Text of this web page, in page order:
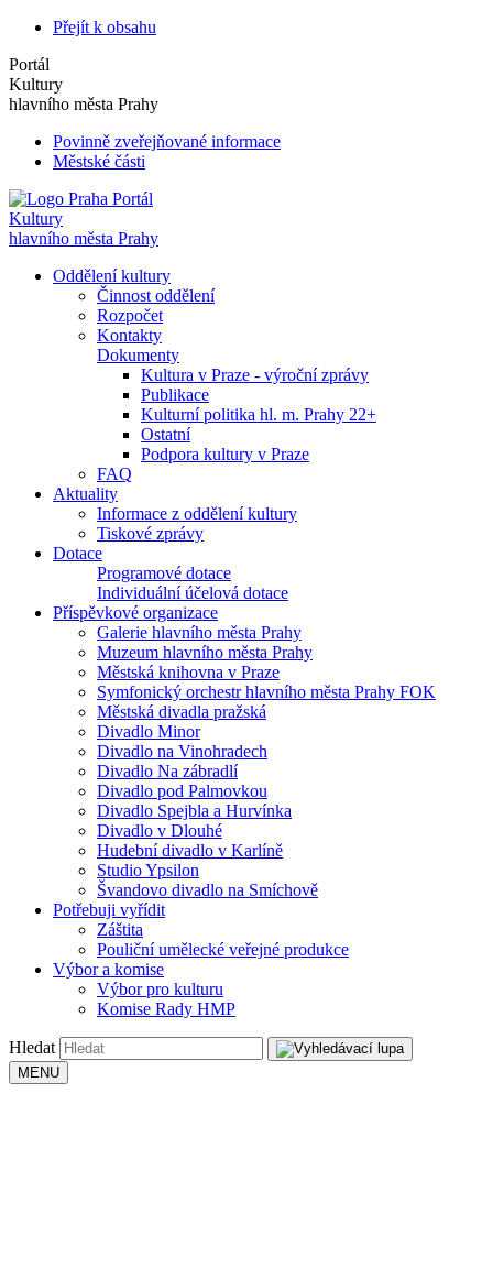
Přejít k obsahu
Portál
Kultury
hlavního města Prahy
Povinně zveřejňované informace
Městské části
Portál
Kultury
hlavního města Prahy
Oddělení kultury
Činnost oddělení
Rozpočet
Kontakty
Dokumenty
Kultura v Praze - výroční zprávy
Publikace
Kulturní politika hl. m. Prahy 22+
Ostatní
Podpora kultury v Praze
FAQ
Aktuality
Informace z oddělení kultury
Tiskové zprávy
Dotace
Programové dotace
Individuální účelová dotace
Příspěvkové organizace
Galerie hlavního města Prahy
Muzeum hlavního města Prahy
Městská knihovna v Praze
Symfonický orchestr hlavního města Prahy FOK
Městská divadla pražská
Divadlo Minor
Divadlo na Vinohradech
Divadlo Na zábradlí
Divadlo pod Palmovkou
Divadlo Spejbla a Hurvínka
Divadlo v Dlouhé
Hudební divadlo v Karlíně
Studio Ypsilon
Švandovo divadlo na Smíchově
Potřebuji vyřídit
Záštita
Pouliční umělecké veřejné produkce
Výbor a komise
Výbor pro kulturu
Komise Rady HMP
Hledat
MENU